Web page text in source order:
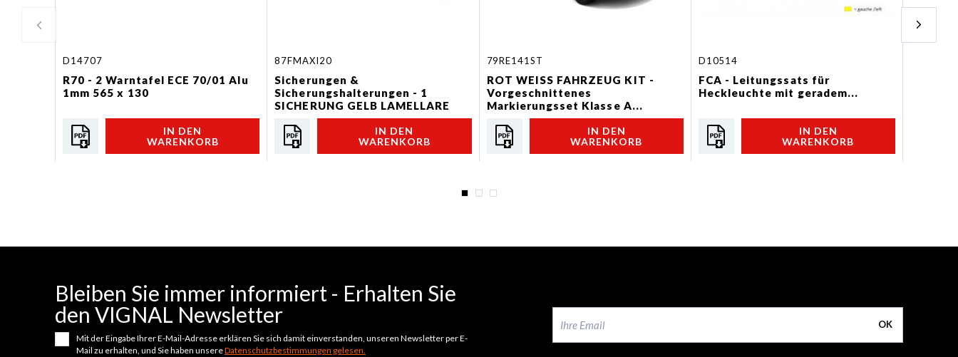
D14707
R70 - 2 Warntafel ECE 70/01 Alu
1mm 565 x 130
IN DEN
WARENKORB
87FMAXI20
Sicherungen &
Sicherungshalterungen - 1
SICHERUNG GELB LAMELLARE
MAXI STECKBAR 20A
IN DEN
WARENKORB
79RE141ST
ROT WEISS FAHRZEUG KIT -
Vorgeschnittenes
Markierungsset Klasse A...
IN DEN
WARENKORB
D10514
FCA - Leitungssats für
Heckleuchte mit geradem...
IN DEN
WARENKORB
Bleiben Sie immer informiert - Erhalten Sie
den VIGNAL Newsletter
OK
Mit der Eingabe Ihrer E-Mail-Adresse erklären Sie sich damit einverstanden, unseren Newsletter per E-
Mail zu erhalten, und Sie haben unsereDatenschutzbestimmungen gelesen.